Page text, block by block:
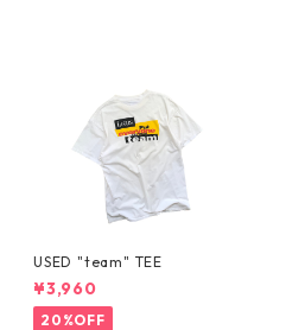
USED "team" TEE
¥3,960
20%OFF